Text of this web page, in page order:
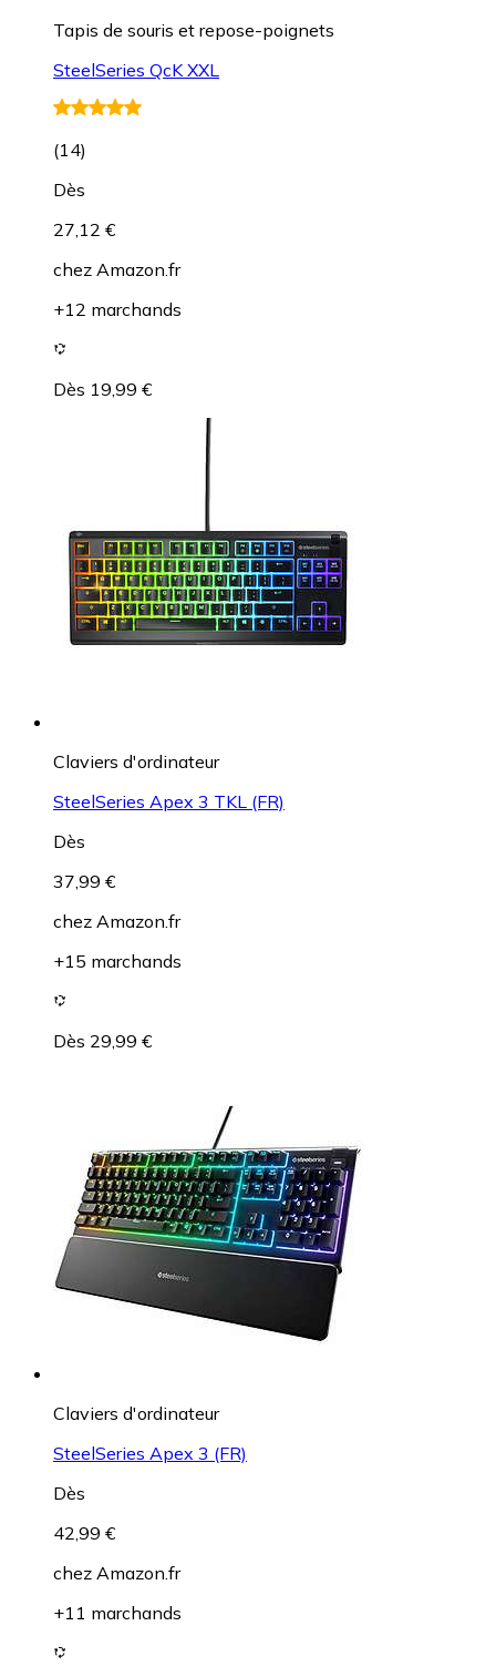
Tapis de souris et repose-poignets
SteelSeries QcK XXL
(14)
Dès
27,12 €
chez Amazon.fr
+12 marchands
Dès 19,99 €
Claviers d'ordinateur
SteelSeries Apex 3 TKL (FR)
Dès
37,99 €
chez Amazon.fr
+15 marchands
Dès 29,99 €
Claviers d'ordinateur
SteelSeries Apex 3 (FR)
Dès
42,99 €
chez Amazon.fr
+11 marchands